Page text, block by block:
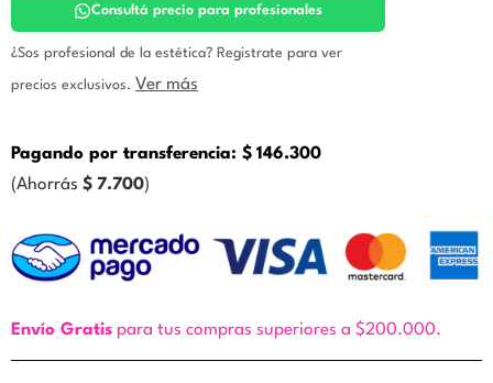
Germaine
de
Capuccini
cantidad
Consultá precio para profesionales
¿Sos profesional de la estética? Registrate para ver
precios exclusivos. Ver más
Pagando por transferencia: $ 146.300
(Ahorrás $ 7.700)
Envío Gratis para tus compras superiores a $200.000.